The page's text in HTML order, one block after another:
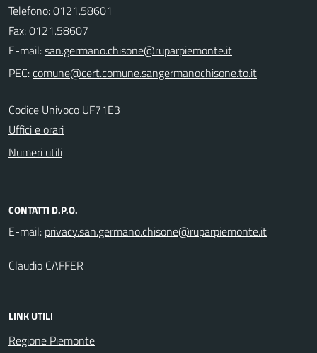
Telefono:0121.58601
Fax: 0121.58607
E-mail:
PEC:
Codice Univoco UF71E3
Uffici e orari
Numeri utili
CONTATTI D.P.O.
E-mail:
Claudio CAFFER
LINK UTILI
Regione Piemonte